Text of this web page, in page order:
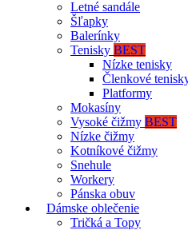
Letné sandále
Šľapky
Balerínky
Tenisky BEST
Nízke tenisky
Členkové
Platformy
Mokasíny
Vysoké čižmy BEST
Nízke čižmy
Kotníkové čižmy
Snehule
Workery
Pánska obuv
Dámske oblečenie
Tričká a Topy